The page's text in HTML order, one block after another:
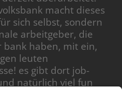
macht dieses
sich selbst, sondern
arbeitgeber, die
haben, mit ein,
leuten
es gibt dort job-
natürlich viel fun